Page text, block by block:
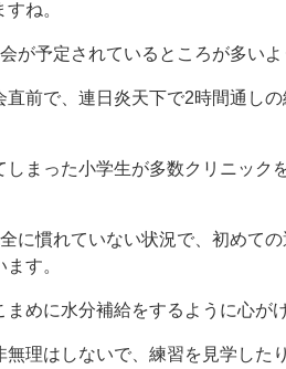
ね。
が予定されているところが多いよ
前で、連日炎天下で2時間通し
まった小学生が多数クリニック
に慣れていない状況で、初めて
す。
めに水分補給をするように心が
理はしないで、練習を見学した